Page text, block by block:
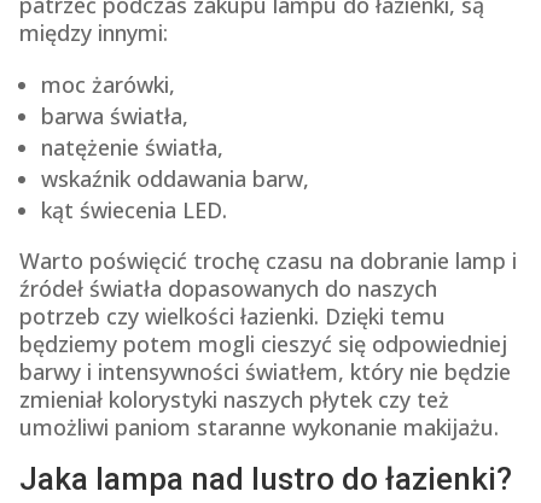
między innymi:
moc żarówki,
barwa światła,
natężenie światła,
wskaźnik oddawania barw,
kąt świecenia LED.
Warto poświęcić trochę czasu na dobranie lamp i
źródeł światła dopasowanych do naszych
potrzeb czy wielkości łazienki. Dzięki temu
będziemy potem mogli cieszyć się odpowiedniej
barwy i intensywności światłem, który nie będzie
zmieniał kolorystyki naszych płytek czy też
umożliwi paniom staranne wykonanie makijażu.
Jaka lampa nad lustro do łazienki?